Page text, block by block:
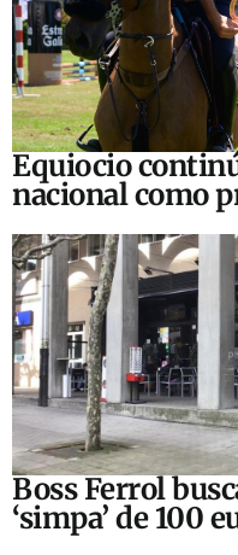
Equiocio
nacional como
Boss Ferrol
‘simpa’ de 100